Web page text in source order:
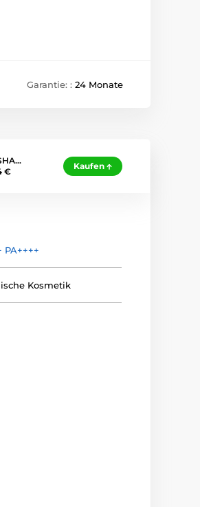
Garantie: : 24 Monate
€
Kaufen
PA++++
Kosmetik